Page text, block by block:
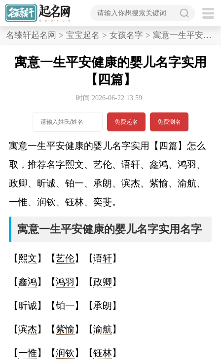
首
宝
名
女孩名字
字
打
分
男孩名字打分
女孩名字打分
名臻轩起名网 > 宝宝起名 > 女孩名字 > 寓意一生平安健康的婴儿名字实用,四篇
寓意一生平安健康的婴儿名字实用
【四篇】
时间:2026-06-22 13:59
免费起名 免费测名
寓意一生平安健康的婴儿名字实用【四篇】怎么
取，推荐名字熙文、艺伦、语轩、鑫鸿、鸿羽、
政卿、昕诚、铂一、承朗、滨杰、紫愉、渝航、
一惟、润钦、钰林、奕斐。
寓意一生平安健康的婴儿名字实用名字
【熙文】【艺伦】【语轩】
【鑫鸿】【鸿羽 】【政卿】
【 昕诚】【铂一】【承朗 】
【滨杰】【紫愉】【渝航】
【一惟】【润钦】【钰林】